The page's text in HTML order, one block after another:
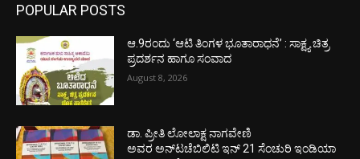
POPULAR POSTS
ಆ.9ರಂದು ‘ಆಟಿ ತಿಂಗಳ ಭೂತಾರಾಧನೆ’ : ಸಾಕ್ಷ್ಯ ಚಿತ್ರ
ಪ್ರದರ್ಶನ ಹಾಗೂ ಸಂವಾದ
August 8, 2026
ಡಾ. ಪ್ರೀತಿ ಲೋಲಾಕ್ಷ ನಾಗವೇಣಿ
ಅವರ ಅನ್‌ಟಚೆಬಿಲಿಟಿ ಇನ್ 21 ಸೆಂಚುರಿ ಇಂಡಿಯಾ